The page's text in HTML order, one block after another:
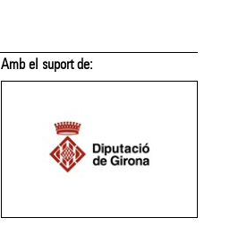
Amb el suport de: